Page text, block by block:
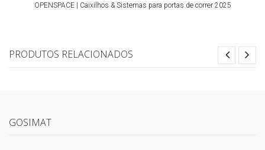
OPENSPACE | Caixilhos & Sistemas para portas de correr 2025
PRODUTOS RELACIONADOS
GOSIMAT